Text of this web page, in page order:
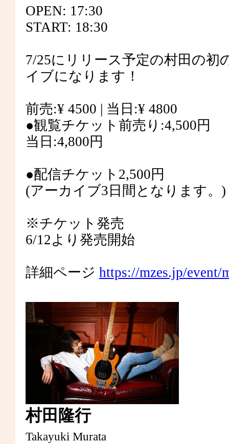
OPEN: 17:30
START: 18:30
7/25にリリース予定の村田の
イブになります！
前売:¥ 4500 | 当日:¥ 4800
●観覧チケット前売り:4,500円
当日:4,800円
●配信チケット2,500円
(アーカイブ3日間となります。)
※チケット発売
6/12より発売開始
詳細ページ https://mzes.jp/event/
村田隆行
Takayuki Murata